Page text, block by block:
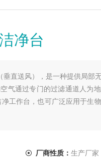
净台
垂直送风），是一种提供局部
气通过专门的过滤通道人为
工作台，也可广泛应用于生
厂商性质： 生产厂家